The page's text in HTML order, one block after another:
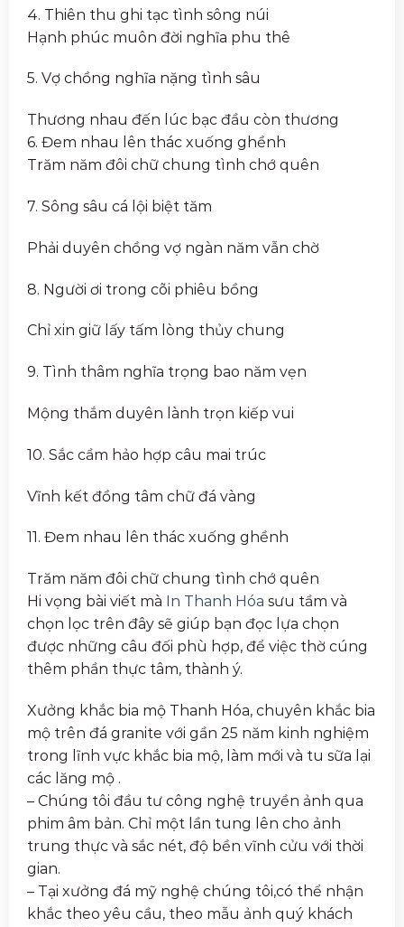
4. Thiên thu ghi tạc tình sông núi
Hạnh phúc muôn đời nghĩa phu thê
5. Vợ chồng nghĩa nặng tình sâu
Thương nhau đến lúc bạc đầu còn thương
6. Đem nhau lên thác xuống ghềnh
Trăm năm đôi chữ chung tình chớ quên
7. Sông sâu cá lội biệt tăm
Phải duyên chồng vợ ngàn năm vẫn chờ
8. Người ơi trong cõi phiêu bồng
Chỉ xin giữ lấy tấm lòng thủy chung
9. Tình thâm nghĩa trọng bao năm vẹn
Mộng thắm duyên lành trọn kiếp vui
10. Sắc cầm hảo hợp câu mai trúc
Vĩnh kết đồng tâm chữ đá vàng
11. Đem nhau lên thác xuống ghềnh
Trăm năm đôi chữ chung tình chớ quên
Hi vọng bài viết mà In Thanh Hóa sưu tầm và
chọn lọc trên đây sẽ giúp bạn đọc lựa chọn
được những câu đối phù hợp, để việc thờ cúng
thêm phần thực tâm, thành ý.
Xưởng khắc bia mộ Thanh Hóa, chuyên khắc bia
mộ trên đá granite với gần 25 năm kinh nghiệm
trong lĩnh vực khắc bia mộ, làm mới và tu sữa lại
các lăng mộ .
– Chúng tôi đầu tư công nghệ truyền ảnh qua
phim âm bản. Chỉ một lần tung lên cho ảnh
trung thực và sắc nét, độ bền vĩnh cửu với thời
gian.
– Tại xưởng đá mỹ nghệ chúng tôi,có thể nhận
khắc theo yêu cầu, theo mẫu ảnh quý khách